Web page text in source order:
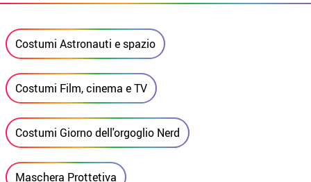
Costumi Astronauti e spazio
Costumi Film, cinema e TV
Costumi Giorno dell'orgoglio Nerd
Maschera Prottetiva